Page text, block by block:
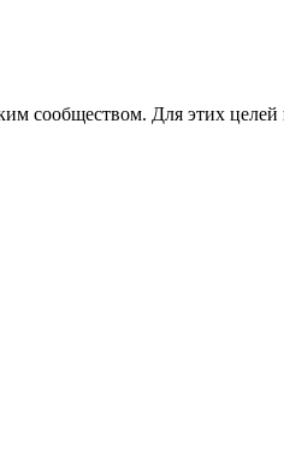
сообществом. Для этих целей